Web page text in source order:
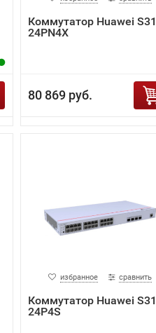
Коммутатор Huawei
24PN4X
80 869 руб.
избранное сравнить
Коммутатор Huawei
24P4S